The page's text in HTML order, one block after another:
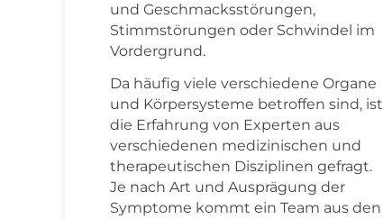
und Geschmacksstörungen,
Stimmstörungen oder Schwindel im
Vordergrund.
Da häufig viele verschiedene Organe
und Körpersysteme betroffen sind, ist
die Erfahrung von Experten aus
verschiedenen medizinischen und
therapeutischen Disziplinen gefragt.
Je nach Art und Ausprägung der
Symptome kommt ein Team aus den